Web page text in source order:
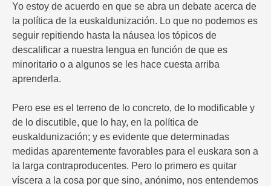
Yo estoy de acuerdo en que se abra un debate acerca de
la política de la euskaldunización. Lo que no podemos es
seguir repitiendo hasta la náusea los tópicos de
descalificar a nuestra lengua en función de que es
minoritario o a algunos se les hace cuesta arriba
aprenderla.
Pero ese es el terreno de lo concreto, de lo modificable y
de lo discutible, que lo hay, en la política de
euskaldunización; y es evidente que determinadas
medidas aparentemente favorables para el euskara son a
la larga contraproducentes. Pero lo primero es quitar
víscera a la cosa por que sino, anónimo, nos entendemos